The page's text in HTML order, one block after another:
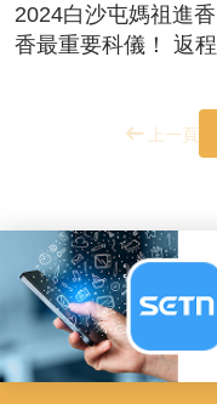
2024白沙屯媽祖進
香最重要科儀！ 返
上一頁